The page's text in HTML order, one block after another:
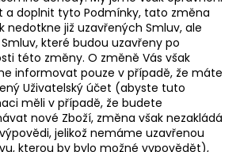
a doplnit tyto Podmínky, tato změna
nedotkne již uzavřených Smluv, ale
které budou uzavřeny po
této změny. O změně Vás však
informovat pouze v případě, že máte
Uživatelský účet (abyste tuto
měli v případě, že budete
nové Zboží, změna však nezakládá
jelikož nemáme uzavřenou
kterou by bylo možné vypovědět),